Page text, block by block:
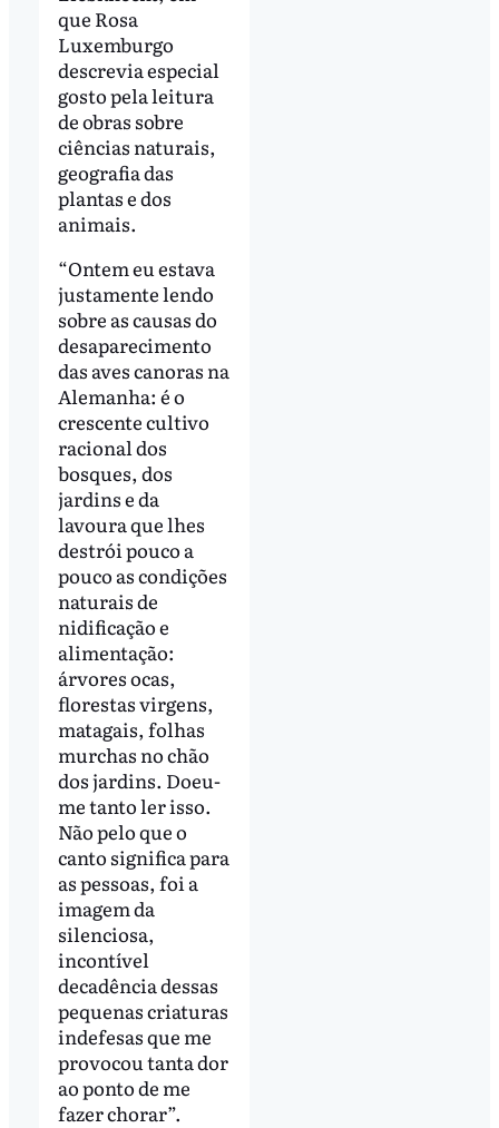
que Rosa
Luxemburgo
descrevia especial
gosto pela leitura
de obras sobre
ciências naturais,
geografia das
plantas e dos
animais.
“Ontem eu estava
justamente lendo
sobre as causas do
desaparecimento
das aves canoras na
Alemanha: é o
crescente cultivo
racional dos
bosques, dos
jardins e da
lavoura que lhes
destrói pouco a
pouco as condições
naturais de
nidificação e
alimentação:
árvores ocas,
florestas virgens,
matagais, folhas
murchas no chão
dos jardins. Doeu-
me tanto ler isso.
Não pelo que o
canto significa para
as pessoas, foi a
imagem da
silenciosa,
incontível
decadência dessas
pequenas criaturas
indefesas que me
provocou tanta dor
ao ponto de me
fazer chorar”.